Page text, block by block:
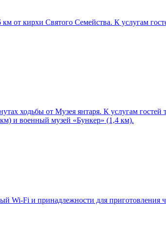
от кирхи Святого Семейства. К услугам
ходьбы от Музея янтаря. К услугам гостей
и военный музей «Бункер» (1,4 км).
Wi-Fi и принадлежности для приготовления